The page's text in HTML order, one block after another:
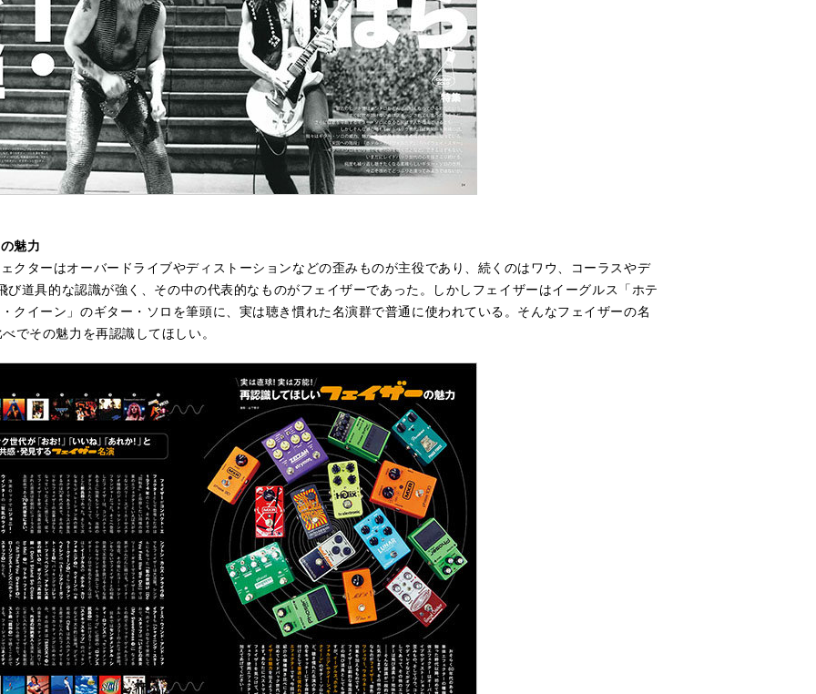
魅力
クターはオーバードライブやディストーションなどの歪みものが主役であり、続くのはワウ、コーラスやデ
道具的な認識が強く、その中の代表的なものがフェイザーであった。しかしフェイザーはイーグルス「ホテ
クイーン」のギター・ソロを筆頭に、実は聴き慣れた名演群で普通に使われている。そんなフェイザーの名
でその魅力を再認識してほしい。